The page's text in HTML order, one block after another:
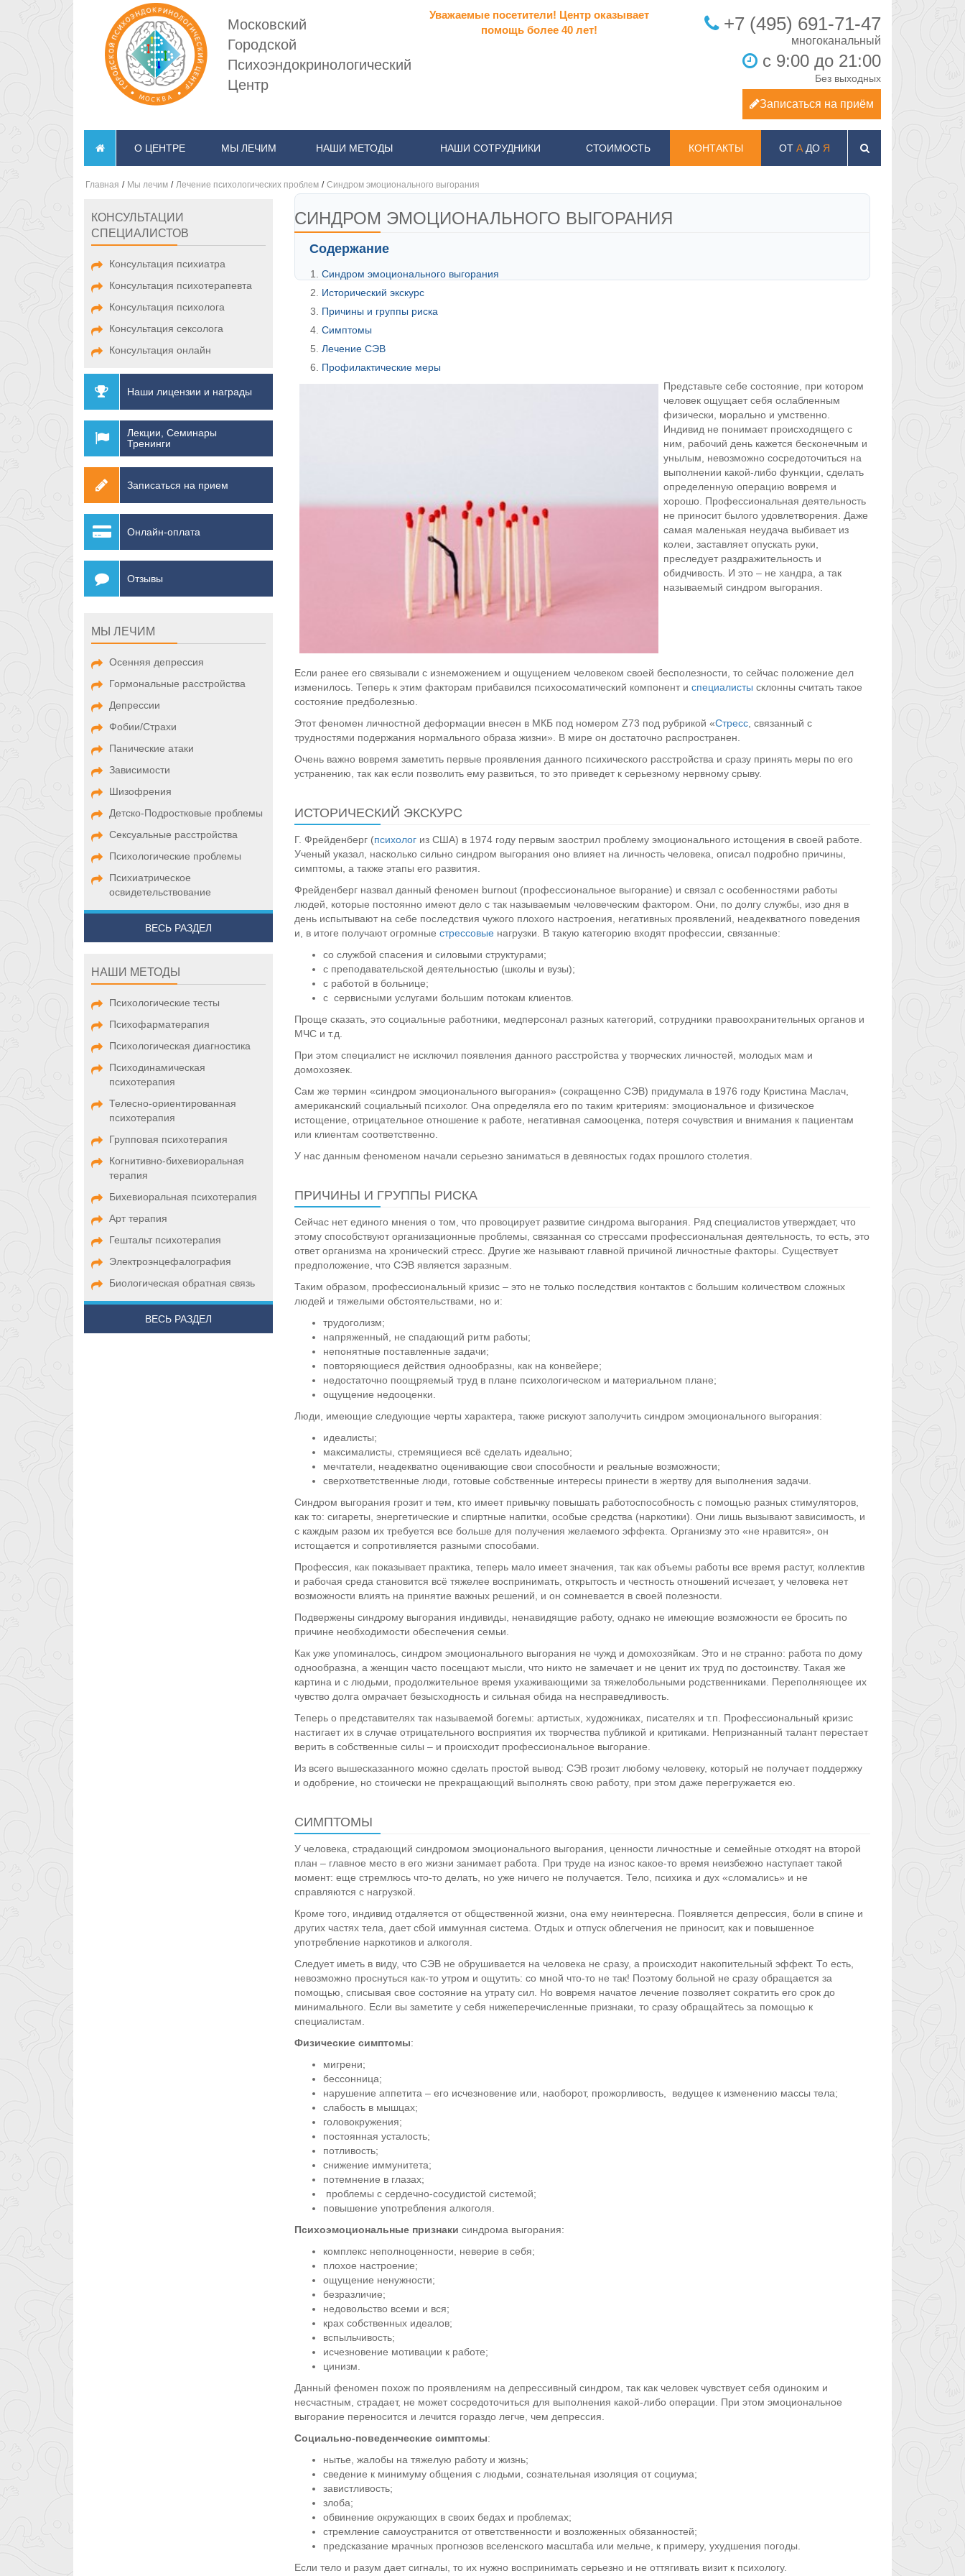
Московский
Городской
Психоэндокринологический
Центр
Уважаемые посетители! Центр оказывает
помощь более 40 лет!
+7 (495) 691-71-47
с 9:00 до 21:00
Без выходных
Записаться на приём
О ЦЕНТРЕ МЫ ЛЕЧИМ НАШИ МЕТОДЫ НАШИ СОТРУДНИКИ СТОИМОСТЬ КОНТАКТЫ ОТ АДО Я
Главная / Мы лечим / Лечение психологических проблем / Синдром эмоционального выгорания
КОНСУЛЬТАЦИИ
СПЕЦИАЛИСТОВ
Консультация психиатра
Консультация психотерапевта
Консультация психолога
Консультация сексолога
Консультация онлайн
Наши лицензии и награды
Лекции, Семинары
Тренинги
Записаться на прием
Онлайн-оплата
Отзывы
МЫ ЛЕЧИМ
Осенняя депрессия
Гормональные расстройства
Депрессии
Фобии/Страхи
Панические атаки
Зависимости
Шизофрения
Детско-Подростковые проблемы
Сексуальные расстройства
Психологические проблемы
Психиатрическое
освидетельствование
ВЕСЬ РАЗДЕЛ
НАШИ МЕТОДЫ
Психологические тесты
Психофарматерапия
Психологическая диагностика
Психодинамическая
психотерапия
Телесно-ориентированная
психотерапия
Групповая психотерапия
Когнитивно-бихевиоральная
терапия
Бихевиоральная психотерапия
Арт терапия
Гештальт психотерапия
Электроэнцефалография
Биологическая обратная связь
ВЕСЬ РАЗДЕЛ
СИНДРОМ ЭМОЦИОНАЛЬНОГО ВЫГОРАНИЯ
Содержание
Синдром эмоционального выгорания
Исторический экскурс
Причины и группы риска
Симптомы
Лечение СЭВ
Профилактические меры
Представьте себе состояние, при котором
человек ощущает себя ослабленным
физически, морально и умственно.
Индивид не понимает происходящего с
ним, рабочий день кажется бесконечным и
унылым, невозможно сосредоточиться на
выполнении какой-либо функции, сделать
определенную операцию вовремя и
хорошо. Профессиональная деятельность
не приносит былого удовлетворения. Даже
самая маленькая неудача выбивает из
колеи, заставляет опускать руки,
преследует раздражительность и
обидчивость. И это – не хандра, а так
называемый синдром выгорания.
Если ранее его связывали с изнеможением и ощущением человеком своей бесполезности, то сейчас положение дел
изменилось. Теперь к этим факторам прибавился психосоматический компонент и специалисты склонны считать такое
состояние предболезнью.
Этот феномен личностной деформации внесен в МКБ под номером Z73 под рубрикой «Стресс, связанный с
трудностями подержания нормального образа жизни». В мире он достаточно распространен.
Очень важно вовремя заметить первые проявления данного психического расстройства и сразу принять меры по его
устранению, так как если позволить ему развиться, то это приведет к серьезному нервному срыву.
ИСТОРИЧЕСКИЙ ЭКСКУРС
Г. Фрейденберг (психологиз США) в 1974 году первым заострил проблему эмоционального истощения в своей работе.
Ученый указал, насколько сильно синдром выгорания оно влияет на личность человека, описал подробно причины,
симптомы, а также этапы его развития.
Фрейденберг назвал данный феномен burnout (профессиональное выгорание) и связал с особенностями работы
людей, которые постоянно имеют дело с так называемым человеческим фактором. Они, по долгу службы, изо дня в
день испытывают на себе последствия чужого плохого настроения, негативных проявлений, неадекватного поведения
и, в итоге получают огромные стрессовыенагрузки. В такую категорию входят профессии, связанные:
со службой спасения и силовыми структурами;
с преподавательской деятельностью (школы и вузы);
с работой в больнице;
с сервисными услугами большим потокам клиентов.
Проще сказать, это социальные работники, медперсонал разных категорий, сотрудники правоохранительных органов и
МЧС и т.д.
При этом специалист не исключил появления данного расстройства у творческих личностей, молодых мам и
домохозяек.
Сам же термин «синдром эмоционального выгорания» (сокращенно СЭВ) придумала в 1976 году Кристина Маслач,
американский социальный психолог. Она определяла его по таким критериям: эмоциональное и физическое
истощение, отрицательное отношение к работе, негативная самооценка, потеря сочувствия и внимания к пациентам
или клиентам соответственно.
У нас данным феноменом начали серьезно заниматься в девяностых годах прошлого столетия.
ПРИЧИНЫ И ГРУППЫ РИСКА
Сейчас нет единого мнения о том, что провоцирует развитие синдрома выгорания. Ряд специалистов утверждает, что
этому способствуют организационные проблемы, связанная со стрессами профессиональная деятельность, то есть, это
ответ организма на хронический стресс. Другие же называют главной причиной личностные факторы. Существует
предположение, что СЭВ является заразным.
Таким образом, профессиональный кризис – это не только последствия контактов с большим количеством сложных
людей и тяжелыми обстоятельствами, но и:
трудоголизм;
напряженный, не спадающий ритм работы;
непонятные поставленные задачи;
повторяющиеся действия однообразны, как на конвейере;
недостаточно поощряемый труд в плане психологическом и материальном плане;
ощущение недооценки.
Люди, имеющие следующие черты характера, также рискуют заполучить синдром эмоционального выгорания:
идеалисты;
максималисты, стремящиеся всё сделать идеально;
мечтатели, неадекватно оценивающие свои способности и реальные возможности;
сверхответственные люди, готовые собственные интересы принести в жертву для выполнения задачи.
Синдром выгорания грозит и тем, кто имеет привычку повышать работоспособность с помощью разных стимуляторов,
как то: сигареты, энергетические и спиртные напитки, особые средства (наркотики). Они лишь вызывают зависимость, и
с каждым разом их требуется все больше для получения желаемого эффекта. Организму это «не нравится», он
истощается и сопротивляется разными способами.
Профессия, как показывает практика, теперь мало имеет значения, так как объемы работы все время растут, коллектив
и рабочая среда становится всё тяжелее воспринимать, открытость и честность отношений исчезает, у человека нет
возможности влиять на принятие важных решений, и он сомневается в своей полезности.
Подвержены синдрому выгорания индивиды, ненавидящие работу, однако не имеющие возможности ее бросить по
причине необходимости обеспечения семьи.
Как уже упоминалось, синдром эмоционального выгорания не чужд и домохозяйкам. Это и не странно: работа по дому
однообразна, а женщин часто посещают мысли, что никто не замечает и не ценит их труд по достоинству. Такая же
картина и с людьми, продолжительное время ухаживающими за тяжелобольными родственниками. Переполняющее их
чувство долга омрачает безысходность и сильная обида на несправедливость.
Теперь о представителях так называемой богемы: артистых, художниках, писателях и т.п. Профессиональный кризис
настигает их в случае отрицательного восприятия их творчества публикой и критиками. Непризнанный талант перестает
верить в собственные силы – и происходит профессиональное выгорание.
Из всего вышесказанного можно сделать простой вывод: СЭВ грозит любому человеку, который не получает поддержку
и одобрение, но стоически не прекращающий выполнять свою работу, при этом даже перегружается ею.
СИМПТОМЫ
У человека, страдающий синдромом эмоционального выгорания, ценности личностные и семейные отходят на второй
план – главное место в его жизни занимает работа. При труде на износ какое-то время неизбежно наступает такой
момент: еще стремлюсь что-то делать, но уже ничего не получается. Тело, психика и дух «сломались» и не
справляются с нагрузкой.
Кроме того, индивид отдаляется от общественной жизни, она ему неинтересна. Появляется депрессия, боли в спине и
других частях тела, дает сбой иммунная система. Отдых и отпуск облегчения не приносит, как и повышенное
употребление наркотиков и алкоголя.
Следует иметь в виду, что СЭВ не обрушивается на человека не сразу, а происходит накопительный эффект. То есть,
невозможно проснуться как-то утром и ощутить: со мной что-то не так! Поэтому больной не сразу обращается за
помощью, списывая свое состояние на утрату сил. Но вовремя начатое лечение позволяет сократить его срок до
минимального. Если вы заметите у себя нижеперечисленные признаки, то сразу обращайтесь за помощью к
специалистам.
Физические симптомы:
мигрени;
бессонница;
нарушение аппетита – его исчезновение или, наоборот, прожорливость, ведущее к изменению массы тела;
слабость в мышцах;
головокружения;
постоянная усталость;
потливость;
снижение иммунитета;
потемнение в глазах;
проблемы с сердечно-сосудистой системой;
повышение употребления алкоголя.
Психоэмоциональные признаки синдрома выгорания:
комплекс неполноценности, неверие в себя;
плохое настроение;
ощущение ненужности;
безразличие;
недовольство всеми и вся;
крах собственных идеалов;
вспыльчивость;
исчезновение мотивации к работе;
цинизм.
Данный феномен похож по проявлениям на депрессивный синдром, так как человек чувствует себя одиноким и
несчастным, страдает, не может сосредоточиться для выполнения какой-либо операции. При этом эмоциональное
выгорание переносится и лечится гораздо легче, чем депрессия.
Социально-поведенческие симптомы:
нытье, жалобы на тяжелую работу и жизнь;
сведение к минимуму общения с людьми, сознательная изоляция от социума;
завистливость;
злоба;
обвинение окружающих в своих бедах и проблемах;
стремление самоустранится от ответственности и возложенных обязанностей;
предсказание мрачных прогнозов вселенского масштаба или мельче, к примеру, ухудшения погоды.
Если тело и разум дает сигналы, то их нужно воспринимать серьезно и не оттягивать визит к психологу.